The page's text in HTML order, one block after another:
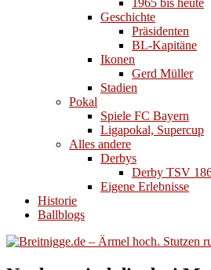
1965 bis heute
Geschichte
Präsidenten
BL-Kapitäne
Ikonen
Gerd Müller
Stadien
Pokal
Spiele FC Bayern
Ligapokal, Supercup
Alles andere
Derbys
Derby TSV
Eigene Erlebnisse
Historie
Ballblogs